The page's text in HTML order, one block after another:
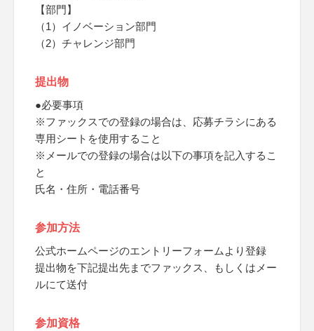
【部門】
（1）イノベーション部門
（2）チャレンジ部門
提出物
●必要事項
※ファックスでの登録の場合は、応募チラシにある
専用シートを使用すること
※メールでの登録の場合は以下の事項を記入するこ
と
氏名・住所・電話番号
参加方法
公式ホームページのエントリーフォームより登録
提出物を下記提出先までファックス、もしくはメー
ルにて送付
参加資格